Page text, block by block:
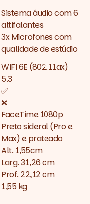
Sistema áudio com 6
altifalantes
3x Microfones com
qualidade de estúdio
WiFi 6E (802.11ax)
5.3
✅
❌
FaceTime 1080p
Preto sideral (Pro e
Max) e prateado
Alt. 1,55cm
Larg. 31,26 cm
Prof. 22,12 cm
1,55 kg